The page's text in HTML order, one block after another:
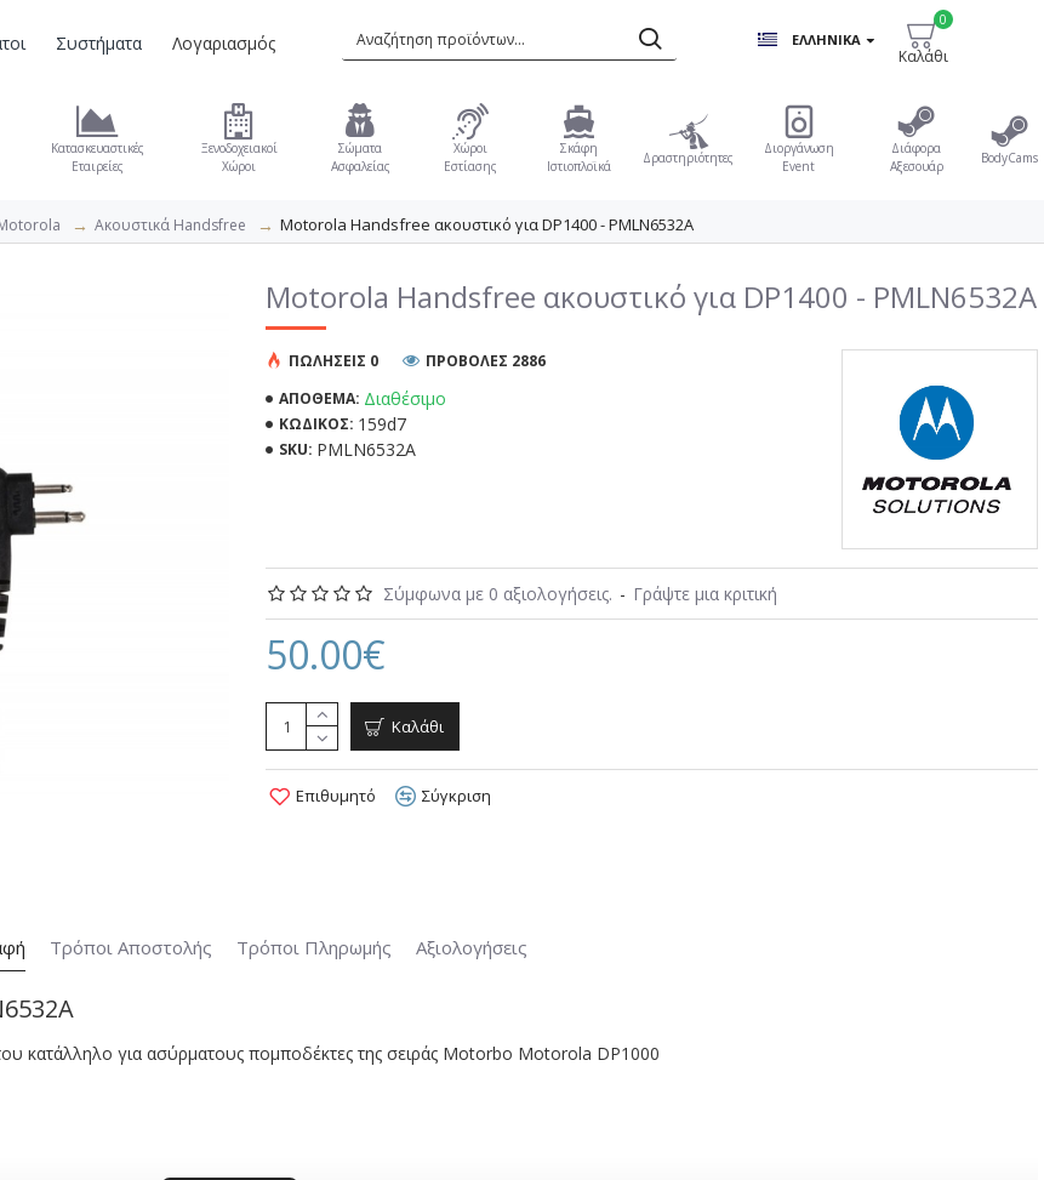
Συστήματα Λογαριασμός ΕΛΛΗΝΙΚΆ
Καλάθι
0
Κατασκευαστικές
Εταιρείες
Ξενοδοχειακοί
Χώροι
Σώματα
Ασφαλείας
Χώροι
Εστίασης
Σκάφη
Ιστιοπλοϊκά
Δραστηριότητες
Διοργάνωση
Event
Διάφορα
Αξεσουάρ
BodyCams
Ακουστικά Handsfree Motorola Handsfree ακουστικό για DP1400 - PMLN6532A
Motorola Handsfree ακουστικό για DP1400 - PMLN6532A
ΑΠΌΘΕΜΑ: Διαθέσιμο
ΚΩΔΙΚΌΣ: 159d7
SKU: PMLN6532A
ΠΩΛΉΣΕΙΣ 0 ΠΡΟΒΟΛΕΣ 2886
Σύμφωνα με 0 αξιολογήσεις. - Γράψτε μια κριτική
50.00€
Καλάθι
Επιθυμητό Σύγκριση
Τρόποι Αποστολής Τρόποι Πληρωμής Αξιολογήσεις
κατάλληλο για ασύρματους πομποδέκτες της σειράς Motorbo Motorola DP1000